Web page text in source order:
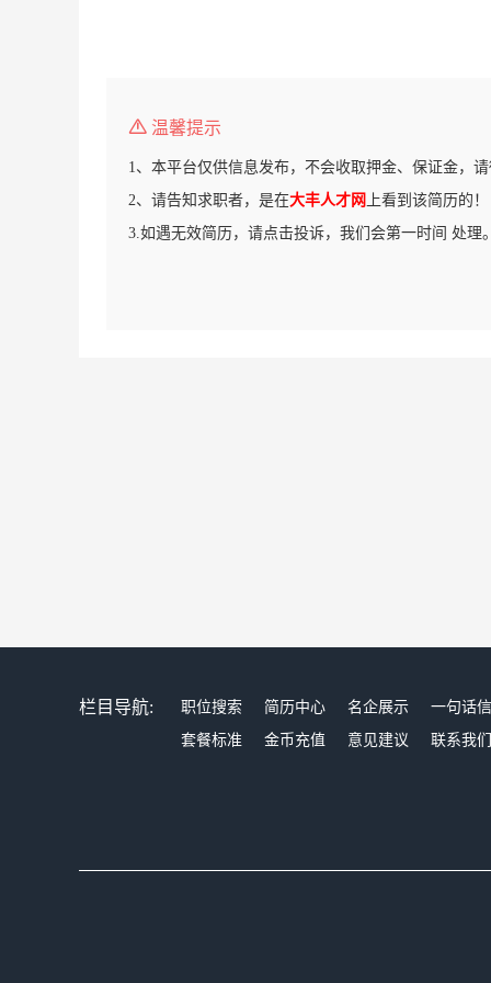
温馨提示
1、本平台仅供信息发布，不会收取押金、保证金，
2、请告知求职者，是在大丰人才网 上看到该简历的！
3.如遇无效简历，请点击投诉，我们会第一时间 处理
栏目导航: 职位搜索 简历中心 名企展示
一句话
套餐标准
金币充值 意见建议 联系我们